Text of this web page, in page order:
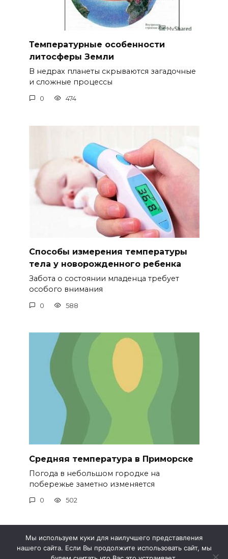
Температурные особенности
литосферы Земли
В недрах планеты скрываются загадочные
и сложные процессы
0 474
Способы измерения температуры
тела у новорожденного ребенка
Забота о состоянии младенца требует
особого внимания
0 588
Средняя температура в Приморске
Погода в небольшом городке на
побережье заметно изменяется
0 502
Мы используем куки для наилучшего представления
нашего сайта. Если Вы продолжите использовать сайт, мы